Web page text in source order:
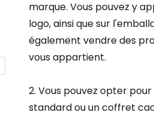
marque. Vous pouvez y
logo, ainsi que sur
également vendre des
vous appartient.
2. Vous pouvez opter
standard ou un coffret